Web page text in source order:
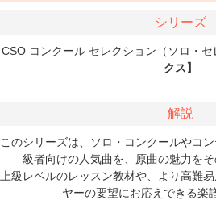
シリーズ
CSO コンクール セレクション（ソロ・
クス】
解説
このシリーズは、ソロ・コンクールやコ
級者向けの人気曲を、原曲の魅力をそ
上級レベルのレッスン教材や、より高難
ヤーの要望にお応えできる楽